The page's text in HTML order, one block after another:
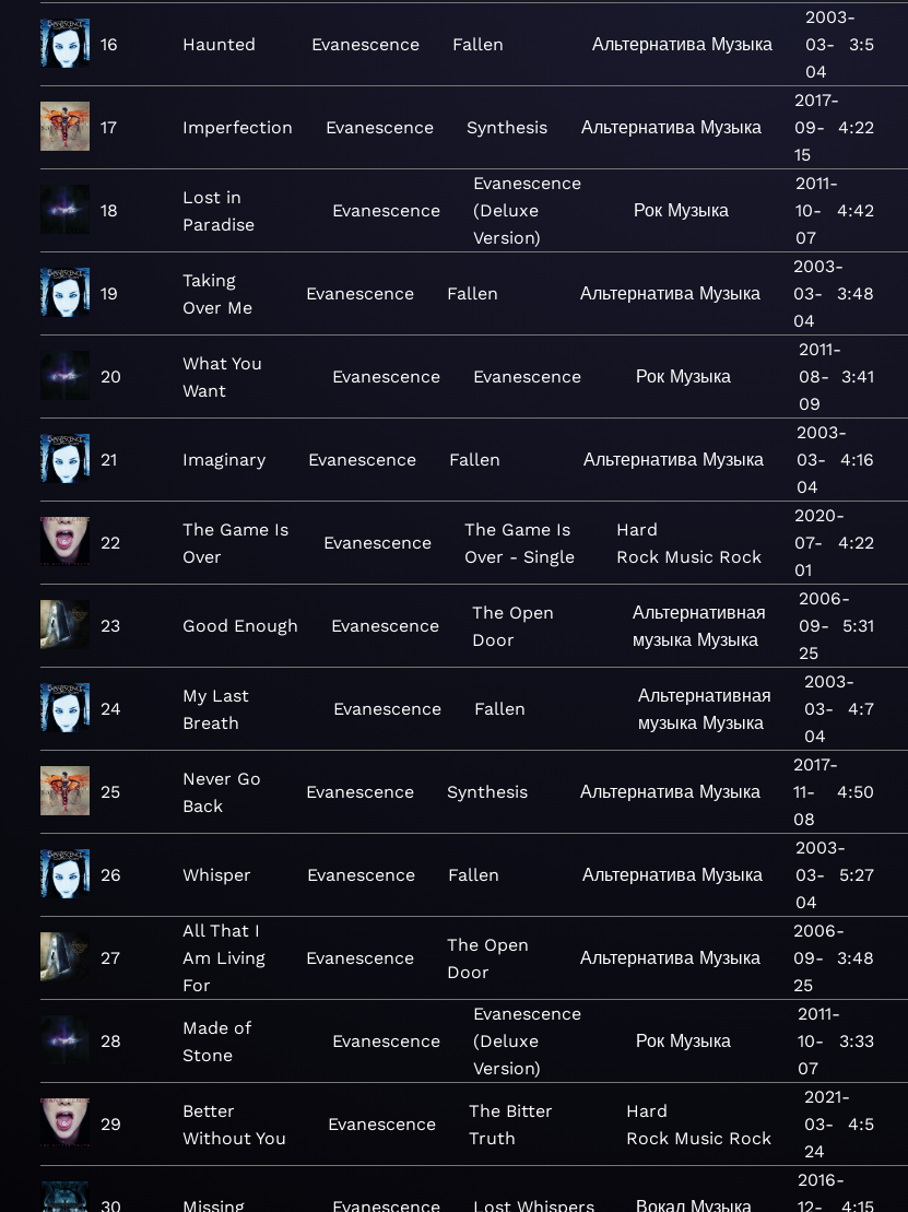
16 Haunted Evanescence Fallen Альтернатива Музыка
2003-
03-
04
3:5
17 Imperfection Evanescence Synthesis Альтернатива Музыка
2017-
09-
15
4:22
18
Lost in
Paradise
Evanescence
Evanescence
(Deluxe
Version)
Рок Музыка
2011-
10-
07
4:42
19
Taking
Over Me
Evanescence Fallen Альтернатива Музыка
2003-
03-
04
3:48
20
What You
Want
Evanescence Evanescence Рок Музыка
2011-
08-
09
3:41
21 Imaginary Evanescence Fallen Альтернатива Музыка
2003-
03-
04
4:16
22
The Game Is
Over
Evanescence
The Game Is
Over - Single
Hard
Rock Music Rock
2020-
07-
01
4:22
23 Good Enough Evanescence
The Open
Door
Альтернативная
музыка Музыка
2006-
09-
25
5:31
24
My Last
Breath
Evanescence Fallen
Альтернативная
музыка Музыка
2003-
03-
04
4:7
25
Never Go
Back
Evanescence Synthesis Альтернатива Музыка
2017-
11-
08
4:50
26 Whisper Evanescence Fallen Альтернатива Музыка
2003-
03-
04
5:27
27
All That I
Am Living
For
Evanescence
The Open
Door
Альтернатива Музыка
2006-
09-
25
3:48
28
Made of
Stone
Evanescence
Evanescence
(Deluxe
Version)
Рок Музыка
2011-
10-
07
3:33
29
Better
Without You
Evanescence
The Bitter
Truth
Hard
Rock Music Rock
2021-
03-
24
4:5
30 Missing Evanescence Lost Whispers Вокал Музыка
2016-
12-
4:15